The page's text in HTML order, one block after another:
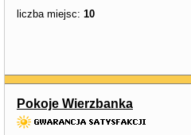
liczba miejsc: 10
Pokoje Wierzbanka